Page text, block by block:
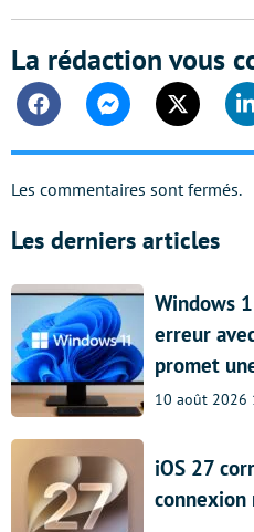
La rédaction vous
FacebookMessengerTwitter
Les commentaires sont fermés.
Les derniers articles
Windows
erreur
promet
10 août 2026
iOS 27
connexion